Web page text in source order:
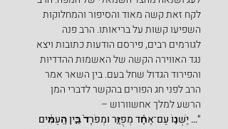
לקח זאת קשה מאוד והסיפור והמחלוקות
השפיעו קשות על בריאותו. הרב פנה
לגורמים רבים, פירסם הודעות כתובות ויצא
נגד האווירה הקשה של האשמות ההדדיות
והפירוד הגדול שחל בעם. בין השאר אמר
הרב לפני חג הפורים בהקשר לדברי המן
הרשע למלך אחשוורוש –
"… יֶשְׁנ֣וֹ עַם־אֶחָ֗ד מְפֻזָּ֤ר וּמְפֹרָד֙ בֵּ֣ין הָֽעַמִּ֔ים